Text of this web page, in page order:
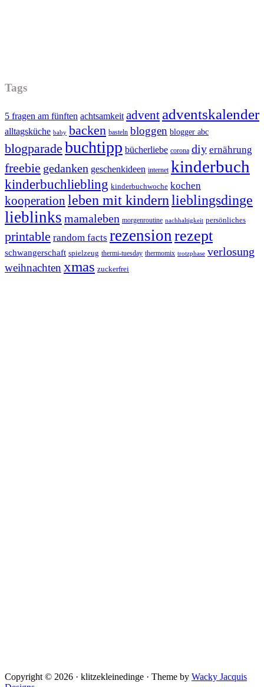
Tags
5 fragen am fünften achtsamkeit advent adventskalender
alltagsküche baby backen basteln bloggen blogger abc
blogparade buchtipp bücherliebe corona diy ernährung
freebie gedanken geschenkideen internet kinderbuch
kinderbuchliebling kinderbuchwoche kochen
kooperation leben mit kindernlieblingsdinge
lieblinks mamaleben morgenroutine nachhaltigkeit persönliches
printable random facts rezension rezept
schwangerschaft spielzeug thermi-tuesday thermomix trotzphase verlosung
weihnachten xmas zuckerfrei
Copyright © 2026 · klitzekleinedinge · Theme by Wacky Jacquis